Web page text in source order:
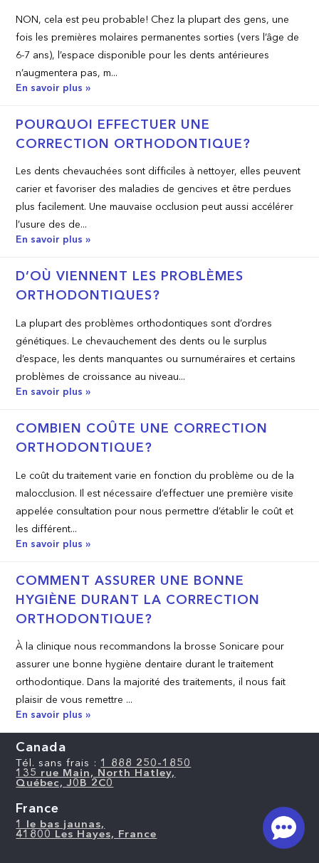
NON, cela est peu probable! Chez la plupart des gens, une
fois les premières molaires permanentes sorties (vers l’âge de
6-7 ans), l’espace disponible pour les dents antérieures
n’augmentera pas, m...
En savoir plus »
POURQUOI EFFECTUER UNE
CORRECTION ORTHODONTIQUE?
Les dents chevauchées sont difficiles à nettoyer, elles peuvent
carier et favoriser des maladies de gencives et être perdues
plus facilement. Une mauvaise occlusion peut aussi accélérer
l’usure des de...
En savoir plus »
D’OÙ VIENNENT LES PROBLÈMES
ORTHODONTIQUES?
La plupart des problèmes orthodontiques sont d’ordres
génétiques. Le chevauchement des dents ou le surplus
d’espace, les dents manquantes ou surnuméraires et certains
problèmes de croissance au niveau...
En savoir plus »
COMBIEN COÛTE UNE CORRECTION
ORTHODONTIQUE?
Le coût du traitement varie en fonction du problème ou de la
malocclusion. Il est nécessaire d’effectuer une première visite
appelée consultation pour nous permettre d’établir le coût et
les différent...
En savoir plus »
COMMENT ASSURER UNE BONNE
HYGIÈNE DURANT LA CORRECTION
ORTHODONTIQUE?
À la clinique nous recommandons la brosse Sonicare pour
assurer une bonne hygiène dentaire durant le traitement
orthodontique. Dans la majorité des traitements, il nous fait
plaisir de vous remettre ...
En savoir plus »
Canada
Tél. sans frais : 1 888 250-1850
135 rue Main, North Hatley,
Québec, J0B 2C0
France
1 le bas jaunas,
41800 Les Hayes, France